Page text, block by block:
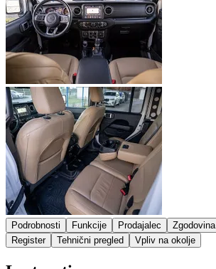
Podrobnosti Funkcije Prodajalec Zgodovina
Register
Tehnični pregled Vpliv na okolje